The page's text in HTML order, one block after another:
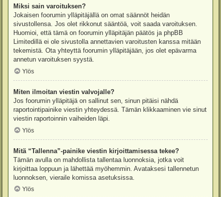
Miksi sain varoituksen?
Jokaisen foorumin ylläpitäjällä on omat säännöt heidän
sivustollensa. Jos olet rikkonut sääntöä, voit saada varoituksen.
Huomioi, että tämä on foorumin ylläpitäjän päätös ja phpBB
Limitedillä ei ole sivustolla annettavien varoitusten kanssa mitään
tekemistä. Ota yhteyttä foorumin ylläpitäjään, jos olet epävarma
annetun varoituksen syystä.
Ylös
Miten ilmoitan viestin valvojalle?
Jos foorumin ylläpitäjä on sallinut sen, sinun pitäisi nähdä
raportointipainike viestin yhteydessä. Tämän klikkaaminen vie sinut
viestin raportoinnin vaiheiden läpi.
Ylös
Mitä “Tallenna”-painike viestin kirjoittamisessa tekee?
Tämän avulla on mahdollista tallentaa luonnoksia, jotka voit
kirjoittaa loppuun ja lähettää myöhemmin. Avataksesi tallennetun
luonnoksen, vieraile komissa asetuksissa.
Ylös